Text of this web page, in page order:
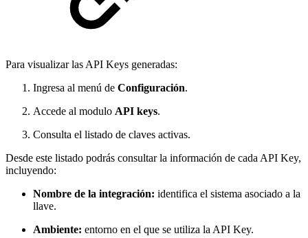
Para visualizar las API Keys generadas:
Ingresa al menú de Configuración.
Accede al modulo API keys.
Consulta el listado de claves activas.
Desde este listado podrás consultar la información de cada API Key,
incluyendo:
Nombre de la integración: identifica el sistema asociado a la
llave.
Ambiente: entorno en el que se utiliza la API Key.